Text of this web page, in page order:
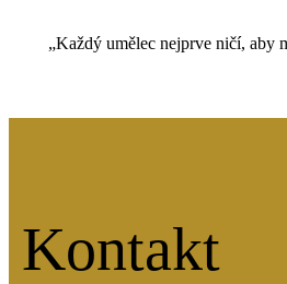
„Každý umělec nejprve ničí, aby
Kontakt